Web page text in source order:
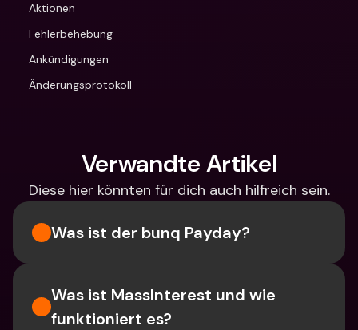
Aktionen
Fehlerbehebung
Ankündigungen
Änderungsprotokoll
Verwandte Artikel
Diese hier könnten für dich auch hilfreich sein.
Was ist der bunq Payday?
Was ist MassInterest und wie
funktioniert es?